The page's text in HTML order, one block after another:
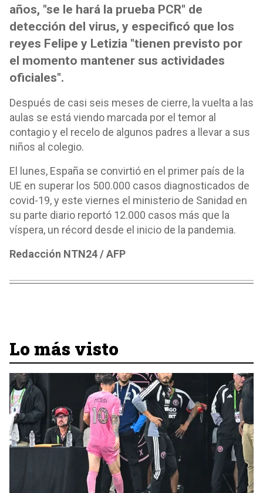
años, "se le hará la prueba PCR" de
detección del virus, y especificó que los
reyes Felipe y Letizia "tienen previsto por
el momento mantener sus actividades
oficiales".
Después de casi seis meses de cierre, la vuelta a las
aulas se está viendo marcada por el temor al
contagio y el recelo de algunos padres a llevar a sus
niños al colegio.
El lunes, España se convirtió en el primer país de la
UE en superar los 500.000 casos diagnosticados de
covid-19, y este viernes el ministerio de Sanidad en
su parte diario reportó 12.000 casos más que la
víspera, un récord desde el inicio de la pandemia.
Redacción NTN24 / AFP
Lo más visto